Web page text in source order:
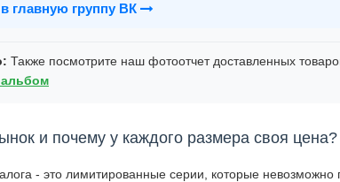
главную группу ВК
Также посмотрите наш фотоотчет доставленных
и почему у каждого размера своя цена?
- это лимитированные серии, которые невозможно